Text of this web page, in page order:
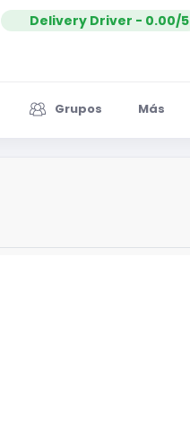
Delivery Driver - 0.00/5
Grupos Más